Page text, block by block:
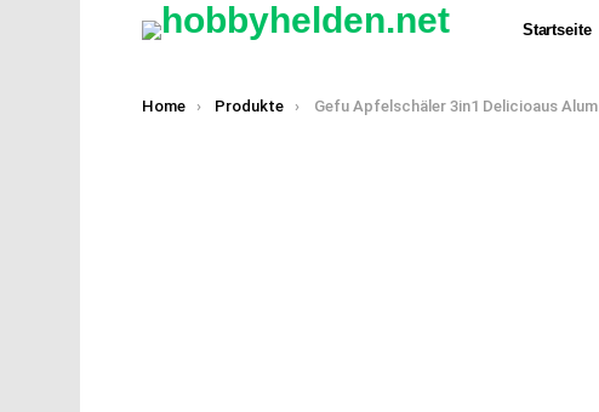
Startseite
You are here:
Home Produkte Gefu Apfelschäler 3in1 Delicioaus Aluminium/Edelstahl